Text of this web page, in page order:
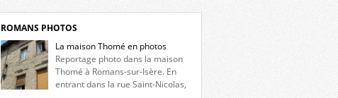
par cette lettre. Liste des romanais […]
ROMANS PHOTOS
La maison Thomé en photos
Reportage photo dans la maison
Thomé à Romans-sur-Isère. En
entrant dans la rue Saint-Nicolas,